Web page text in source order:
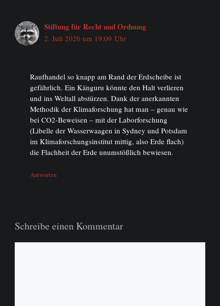
Stiftung für Recht und Ordnung
2. Juli 2026 um 19:09 Uhr
Raufhandel so knapp am Rand der Erdscheibe ist
gefährlich. Ein Känguru könnte den Halt verlieren
und ins Weltall abstürzen. Dank der anerkannten
Methodik der Klimaforschung hat man – genau wie
bei CO2-Beweisen – mit der Laborforschung
(Libelle der Wasserwaagen in Sydney und Potsdam
im Klimaforschungsinstitut mittig, also Erde flach)
die Flachheit der Erde unumstößlich bewiesen.
Antworten
Schreibe einen Kommentar